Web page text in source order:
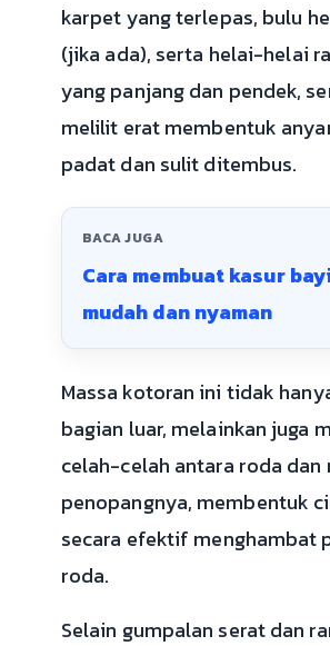
karpet yang terlepas, bulu
(jika ada), serta helai-helai
yang panjang dan pendek,
melilit erat membentuk
padat dan sulit ditembus.
BACA JUGA
Cara membuat kasur
mudah dan nyaman
Massa kotoran ini tidak
bagian luar, melainkan juga
celah-celah antara roda dan
penopangnya, membentuk
secara efektif menghambat
roda.
Selain gumpalan serat dan